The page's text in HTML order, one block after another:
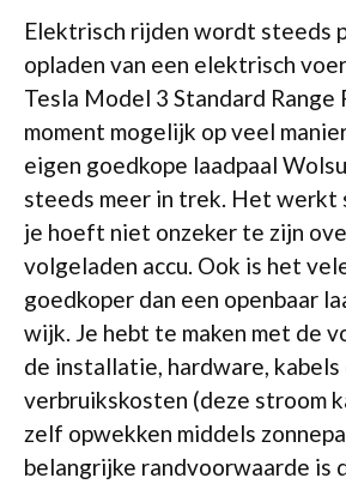
Elektrisch rijden wordt steeds
opladen van een elektrisch
Tesla Model 3 Standard Range
moment mogelijk op veel
eigen goedkope laadpaal
steeds meer in trek. Het werkt
je hoeft niet onzeker te zijn
volgeladen accu. Ook is het
goedkoper dan een openbaar
wijk. Je hebt te maken met de
de installatie, hardware, kabels
verbruikskosten (deze stroom
zelf opwekken middels
belangrijke randvoorwaarde is